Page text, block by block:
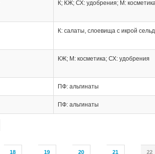
18 19 20 21 22
К; КЖ; СХ: удобрения; М: косметика
К: салаты, слоевища с икрой
КЖ; М: косметика; СХ: удобрения
ПФ: альгинаты
ПФ: альгинаты